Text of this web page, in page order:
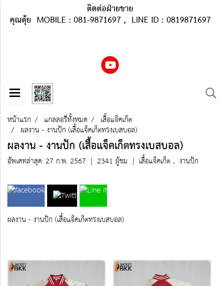
ติดต่อฝ่ายขาย
คุณตุ้ย MOBILE : 081-9871697 , LiNE ID : 0819871697
หน้าแรก แกลลอรี่ทั้งหมด เสื้อแจ็คเก็ต
ผลงาน - งานปัก (เสื้อแจ็คเก็ตทรงเบสบอล)
ผลงาน - งานปัก (เสื้อแจ็คเก็ตทรงเบสบอล)
อัพเดทล่าสุด: 27 ก.พ. 2567 | 2341 ผู้ชม | เสื้อแจ็คเก็ต, งานปัก
ผลงาน - งานปัก (เสื้อแจ็คเก็ตทรงเบสบอล)